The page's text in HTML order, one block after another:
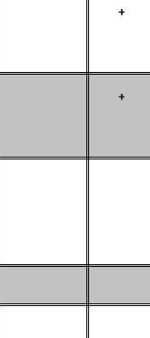
+
+